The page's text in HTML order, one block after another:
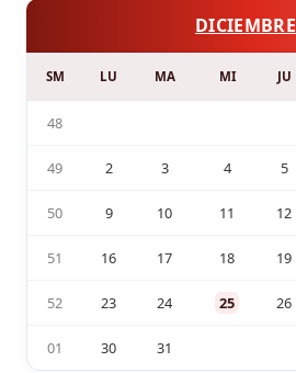
DICIEMBRE
SM LU MA MI JU
48
49 2 3 4 5
50 9 10 11 12
51 16 17 18 19
52 23 24 25 26
01 30 31